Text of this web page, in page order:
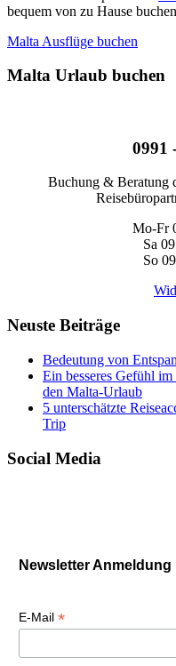
bequem von zu Hause
Malta Ausflüge buchen
Malta Urlaub buchen
0991
Buchung & Beratung
Mo-Fr
Sa
So
Neuste Beiträge
Bedeutung von
Ein besseres Gefühl
den Malta-Urlaub
5 unterschätzte
Trip
Social Media
Newsletter Anmeldung
E-Mail *